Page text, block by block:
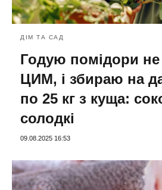
ДІМ ТА САД
Годую помідори
ЦИМ, і збираю на
по 25 кг з куща:
солодкі
09.08.2025 16:53